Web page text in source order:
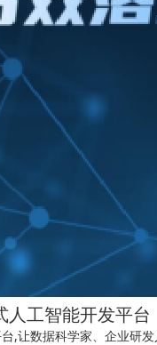
工智能开发平台
,让数据科学家、企业研